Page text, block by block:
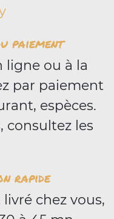
paiement
ligne ou à la
par paiement
espèces.
consultez les
rapide
chez vous,